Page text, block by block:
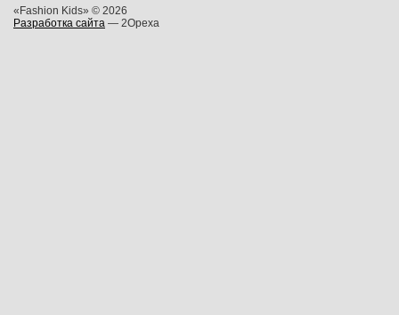
«Fashion Kids» © 2026
Разработка сайта — 2Opexa